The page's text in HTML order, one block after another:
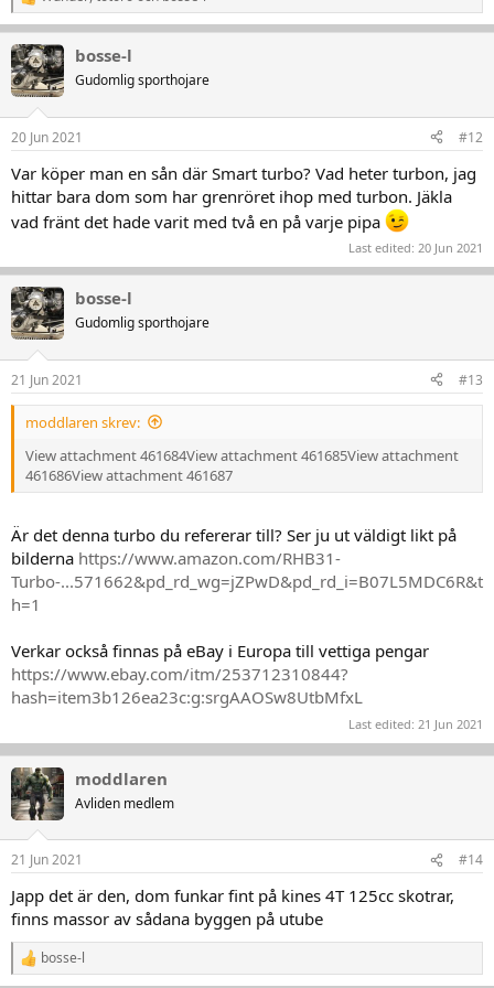
e
k
t
i
e
:
bosse-l
Gudomlig sporthojare
20 Jun 2021 #12
Var köper man en sån där Smart turbo? Vad heter turbon, jag
hittar bara dom som har grenröret ihop med turbon. Jäkla
vad fränt det hade varit med två en på varje pipa
Last edited: 20 Jun 2021
bosse-l
Gudomlig sporthojare
21 Jun 2021 #13
moddlaren skrev:
View attachment 461684View attachment 461685View attachment
461686View attachment 461687
Är det denna turbo du refererar till? Ser ju ut väldigt likt på
bilderna https://www.amazon.com/RHB31-
Turbo-...571662&pd_rd_wg=jZPwD&pd_rd_i=B07L5MDC6R&t
h=1
Verkar också finnas på eBay i Europa till vettiga pengar
https://www.ebay.com/itm/253712310844?
hash=item3b126ea23c:g:srgAAOSw8UtbMfxL
Last edited: 21 Jun 2021
moddlaren
Avliden medlem
21 Jun 2021 #14
Japp det är den, dom funkar fint på kines 4T 125cc skotrar,
finns massor av sådana byggen på utube
R
e
bosse-l